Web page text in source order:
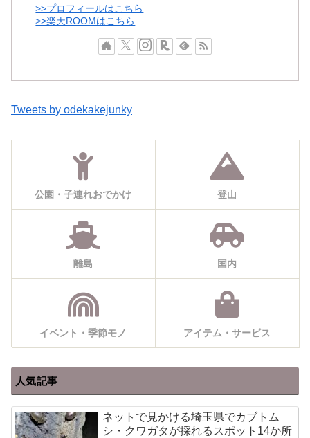
>>プロフィールはこちら
>>楽天ROOMはこちら
Tweets by odekakejunky
公園・子連れおでかけ 登山
離島 国内
イベント・季節モノ アイテム・サービス
人気記事
ネットで見かける埼玉県でカブトム
シ・クワガタが採れるスポット14か所